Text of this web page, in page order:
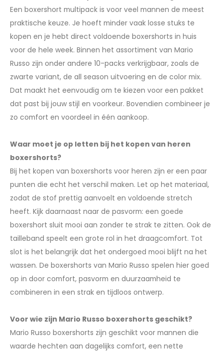
Een boxershort multipack is voor veel mannen de meest
praktische keuze. Je hoeft minder vaak losse stuks te
kopen en je hebt direct voldoende boxershorts in huis
voor de hele week. Binnen het assortiment van Mario
Russo zijn onder andere 10-packs verkrijgbaar, zoals de
zwarte variant, de all season uitvoering en de color mix.
Dat maakt het eenvoudig om te kiezen voor een pakket
dat past bij jouw stijl en voorkeur. Bovendien combineer je
zo comfort en voordeel in één aankoop.
Waar moet je op letten bij het kopen van heren
boxershorts?
Bij het kopen van boxershorts voor heren zijn er een paar
punten die echt het verschil maken. Let op het materiaal,
zodat de stof prettig aanvoelt en voldoende stretch
heeft. Kijk daarnaast naar de pasvorm: een goede
boxershort sluit mooi aan zonder te strak te zitten. Ook de
tailleband speelt een grote rol in het draagcomfort. Tot
slot is het belangrijk dat het ondergoed mooi blijft na het
wassen. De boxershorts van Mario Russo spelen hier goed
op in door comfort, pasvorm en duurzaamheid te
combineren in een strak en tijdloos ontwerp.
Voor wie zijn Mario Russo boxershorts geschikt?
Mario Russo boxershorts zijn geschikt voor mannen die
waarde hechten aan dagelijks comfort, een nette